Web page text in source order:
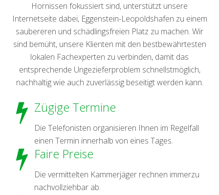
Hornissen fokussiert sind, unterstützt unsere
Internetseite dabei, Eggenstein-Leopoldshafen zu einem
saubereren und schädlingsfreien Platz zu machen. Wir
sind bemüht, unsere Klienten mit den bestbewährtesten
lokalen Fachexperten zu verbinden, damit das
entsprechende Ungezieferproblem schnellstmöglich,
nachhaltig wie auch zuverlässig beseitigt werden kann.
Zügige Termine
Die Telefonisten organisieren Ihnen im Regelfall
einen Termin innerhalb von eines Tages.
Faire Preise
Die vermittelten Kammerjäger rechnen immerzu
nachvollziehbar ab.